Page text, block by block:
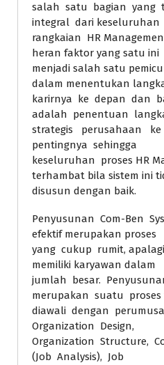
salah satu bagian yang
integral dari keseluruhan
rangkaian HR
heran faktor yang satu ini
menjadi salah satu
dalam menentukan
karirnya ke depan dan
adalah penentuan
strategis perusahaan ke
pentingnya sehingga
keseluruhan proses HR
terhambat bila sistem ini
disusun dengan baik.
Penyusunan Com-Ben
efektif merupakan proses
yang cukup rumit,
memiliki karyawan dalam
jumlah besar.
merupakan suatu proses
diawali dengan
Organization Design,
Organization Structure,
(Job Analysis), Job